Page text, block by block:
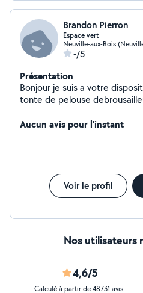
Brandon Pierron
Espace vert
Neuville-aux-Bois
-/5
Présentation
Bonjour je suis a votre
tonte de pelouse
Aucun avis pour l'instant
Voir le profil
Nos utilisateurs
4,6/5
Calculé à partir de 48731 avis